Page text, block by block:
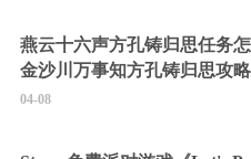
燕云十六声方孔铸归思任务
金沙川万事知方孔铸归思攻略
04-08